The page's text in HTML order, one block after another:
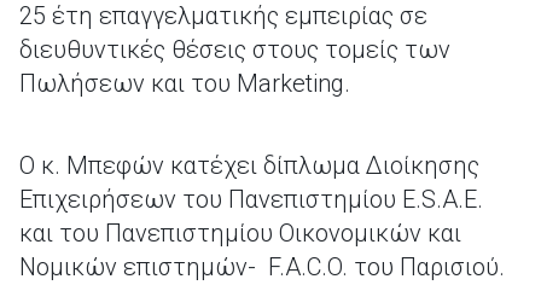
25 έτη επαγγελματικής εμπειρίας σε
διευθυντικές θέσεις στους τομείς των
Πωλήσεων και του Marketing.
Ο κ. Μπεφών κατέχει δίπλωμα Διοίκησης
Επιχειρήσεων του Πανεπιστημίου E.S.A.E.
και του Πανεπιστημίου Οικονομικών και
Νομικών επιστημών- F.A.C.O. του Παρισιού.